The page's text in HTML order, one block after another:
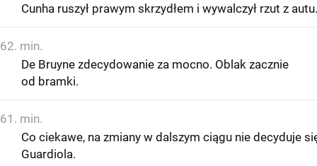
Cunha ruszył prawym skrzydłem i wywalczył rzut z autu.
62. min.
De Bruyne zdecydowanie za mocno. Oblak zacznie
od bramki.
61. min.
Co ciekawe, na zmiany w dalszym ciągu nie decyduje
Guardiola.